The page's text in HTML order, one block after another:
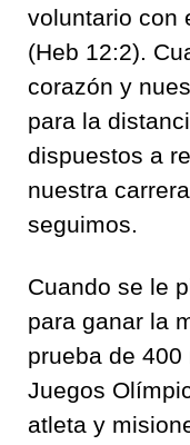
voluntario con
(Heb 12:2).
corazón y
para la
dispuestos a
nuestra
seguimos.
Cuando se le
para ganar la
prueba de
Juegos
atleta y